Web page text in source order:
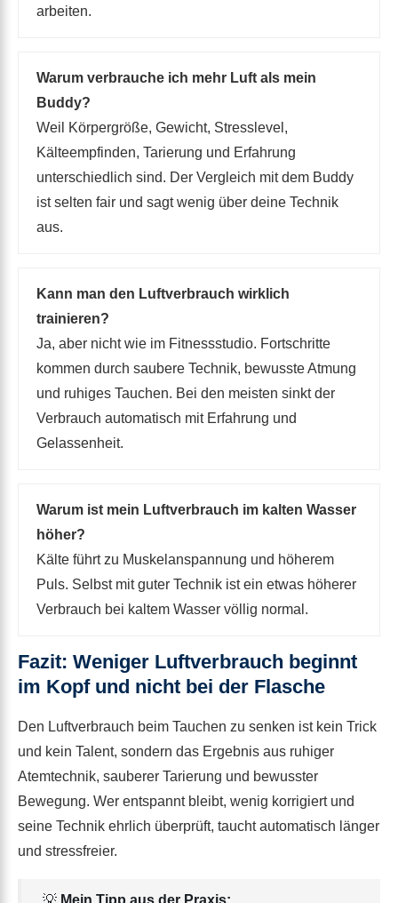
arbeiten.
Warum verbrauche ich mehr Luft als mein
Buddy?
Weil Körpergröße, Gewicht, Stresslevel,
Kälteempfinden, Tarierung und Erfahrung
unterschiedlich sind. Der Vergleich mit dem Buddy
ist selten fair und sagt wenig über deine Technik
aus.
Kann man den Luftverbrauch wirklich
trainieren?
Ja, aber nicht wie im Fitnessstudio. Fortschritte
kommen durch saubere Technik, bewusste Atmung
und ruhiges Tauchen. Bei den meisten sinkt der
Verbrauch automatisch mit Erfahrung und
Gelassenheit.
Warum ist mein Luftverbrauch im kalten Wasser
höher?
Kälte führt zu Muskelanspannung und höherem
Puls. Selbst mit guter Technik ist ein etwas höherer
Verbrauch bei kaltem Wasser völlig normal.
Fazit: Weniger Luftverbrauch beginnt
im Kopf und nicht bei der Flasche
Den Luftverbrauch beim Tauchen zu senken ist kein Trick
und kein Talent, sondern das Ergebnis aus ruhiger
Atemtechnik, sauberer Tarierung und bewusster
Bewegung. Wer entspannt bleibt, wenig korrigiert und
seine Technik ehrlich überprüft, taucht automatisch länger
und stressfreier.
💡 Mein Tipp aus der Praxis: